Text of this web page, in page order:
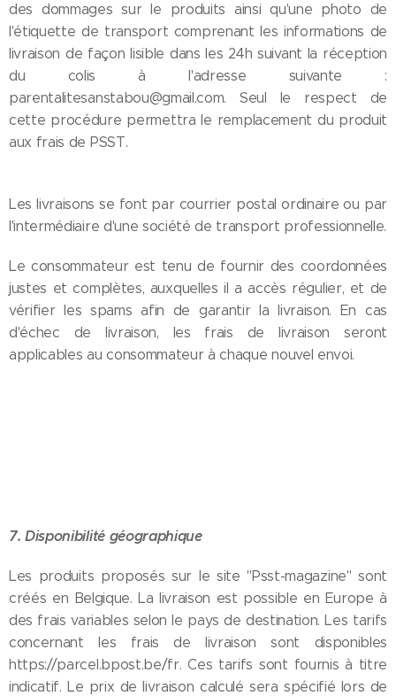
des dommages sur le produits ainsi qu'une photo de
l'étiquette de transport comprenant les informations de
livraison de façon lisible dans les 24h suivant la réception
du colis à l'adresse suivante :
parentalitesanstabou@gmail.com. Seul le respect de
cette procédure permettra le remplacement du produit
aux frais de PSST.
Les livraisons se font par courrier postal ordinaire ou par
l'intermédiaire d'une société de transport professionnelle.
Le consommateur est tenu de fournir des coordonnées
justes et complètes, auxquelles il a accès régulier, et de
vérifier les spams afin de garantir la livraison. En cas
d'échec de livraison, les frais de livraison seront
applicables au consommateur à chaque nouvel envoi.
7. Disponibilité géographique
Les produits proposés sur le site "Psst-magazine" sont
créés en Belgique. La livraison est possible en Europe à
des frais variables selon le pays de destination. Les tarifs
concernant les frais de livraison sont disponibles
https://parcel.bpost.be/fr. Ces tarifs sont fournis à titre
indicatif. Le prix de livraison calculé sera spécifié lors de